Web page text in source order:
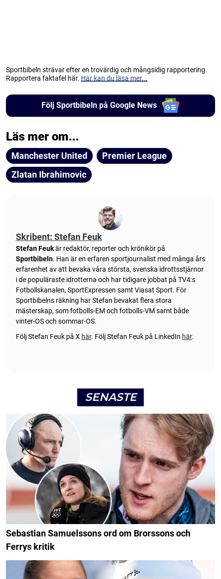
Sportbibeln strävar efter en trovärdig och mångsidig rapportering.
Rapportera faktafel här. Här kan du läsa mer...
Följ Sportbibeln på Google News
Läs mer om...
Manchester United
Premier League
Zlatan Ibrahimovic
Skribent: Stefan Feuk
Stefan Feukär redaktör, reporter och krönikör på
Sportbibeln. Han är en erfaren sportjournalist med många års
erfarenhet av att bevaka våra största, svenska idrottsstjärnor
i de populäraste idrotterna och har tidigare jobbat på TV4:s
Fotbollskanalen, SportExpressen samt Viasat Sport. För
Sportbibelns räkning har Stefan bevakat flera stora
mästerskap, som fotbolls-EM och fotbolls-VM samt både
vinter-OS och sommar-OS.
Följ Stefan Feuk på X här. Följ Stefan Feuk på LinkedIn här.
SENASTE
Sebastian Samuelssons ord om Brorssons och
Ferrys kritik